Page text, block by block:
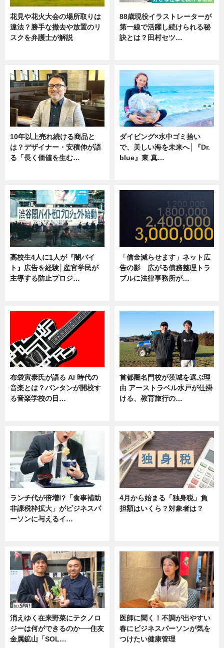
花見や花火大会の場所取りは
違法？勝手な撤去や放置のリ
スクを弁護士が解説
88歳現役イラストレーターが
第一線で活躍し続けられる秘
訣とは？田村セツ…
10年以上売れ続ける商品と
は？デザイナー・安積伸が語
る「長く価値を生む…
ダイビング×水中ゴミ拾い
で、美しい海を未来へ│『Dr.
blue』東 真…
高校生4人に1人が『闇バイ
ト』広告を経験│産官学民が
主導する防止プロジ…
「借金減らせます」ネット広
告の影 広がる債務整理トラ
ブルに法律事務所が…
布袋寅泰氏が語る AI 時代の
音楽とは？バンタンが開校す
る音楽学校の目…
首都圏名門校が茨城を選ぶ理
由 アーストラベル水戸が仕掛
ける、教育旅行の…
ランチ代が倍増!?「食事補助
非課税枠拡大」がビジネスパ
ーソンに与えるイ…
4月から始まる「独身税」負
担額はいくら？対象者は？
消えゆく在来野菜にテクノロ
ジーは何ができるのか──住友
金属鉱山「SOL…
医師に聞く！不調が出やすい
春にビジネスパーソンが気を
つけたい健康管理